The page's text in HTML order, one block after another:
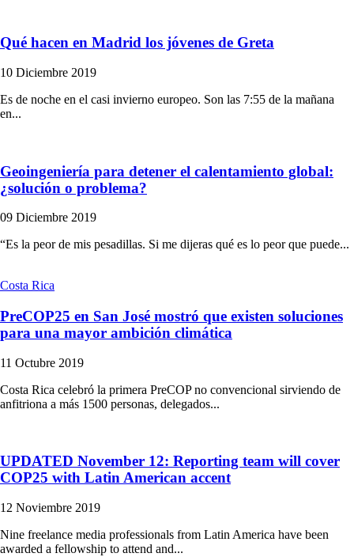
Qué hacen en Madrid los jóvenes de Greta
10 Diciembre 2019
Es de noche en el casi invierno europeo. Son las 7:55 de la mañana
en...
Geoingeniería para detener el calentamiento global:
¿solución o problema?
09 Diciembre 2019
“Es la peor de mis pesadillas. Si me dijeras qué es lo peor que puede...
Costa Rica
PreCOP25 en San José mostró que existen soluciones
para una mayor ambición climática
11 Octubre 2019
Costa Rica celebró la primera PreCOP no convencional sirviendo de
anfitriona a más 1500 personas, delegados...
UPDATED November 12: Reporting team will cover
COP25 with Latin American accent
12 Noviembre 2019
Nine freelance media professionals from Latin America have been
awarded a fellowship to attend and...